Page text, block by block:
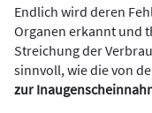
Endlich wird deren
Organen erkannt und
Streichung der
sinnvoll, wie die von
zur